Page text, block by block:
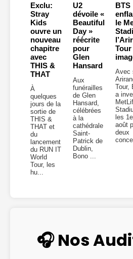
Exclu:
Stray
Kids
ouvre un
nouveau
chapitre
avec
THIS &
THAT
À
quelques
jours de la
sortie de
THIS &
THAT et
du
lancement
du RUN IT
World
Tour, les
hu...
U2
dévoile «
Beautiful
Day »
réécrite
pour
Glen
Hansard
Aux
funérailles
de Glen
Hansard,
célébrées
à la
cathédrale
Saint-
Patrick de
Dublin,
Bono ...
BTS
le
Tour
Avec
Tour,
a
les
août
deux
🎧 Nos